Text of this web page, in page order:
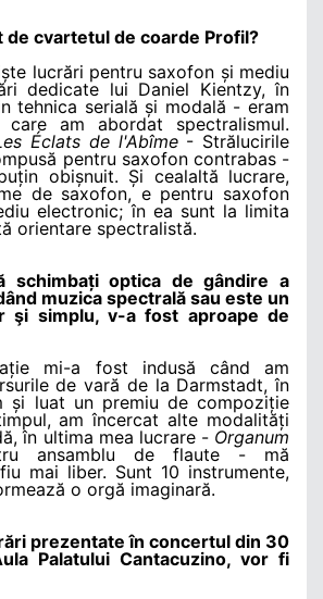
cvartetul de coarde Profil?
lucrări pentru saxofon și mediu
dedicate lui Daniel Kientzy, în
tehnica serială și modală - eram
am abordat spectralismul.
Éclats de l'Abîme- Strălucirile
pentru saxofon contrabas -
obișnuit. Și cealaltă lucrare,
de saxofon, e pentru saxofon
electronic; în ea sunt la limita
orientare spectralistă.
schimbați optica de gândire a
muzica spectrală sau este un
şi simplu, v-a fost aproape de
mi-a fost indusă când am
de vară de la Darmstadt, în
și luat un premiu de compoziție
am încercat alte modalități
în ultima mea lucrare - Organum
ansamblu de flaute - mă
mai liber. Sunt 10 instrumente,
o orgă imaginară.
prezentate în concertul din 30
Palatului Cantacuzino, vor fi